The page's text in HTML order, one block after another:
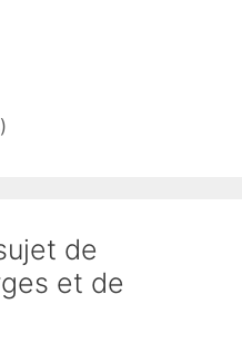
de
et de